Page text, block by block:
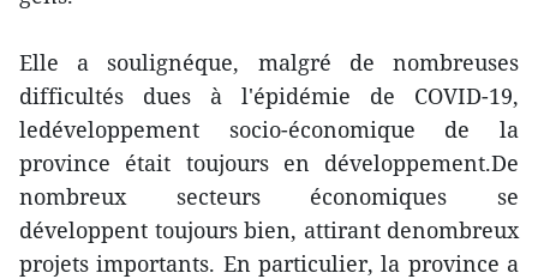
Elle a soulignéque, malgré de nombreuses
difficultés dues à l'épidémie de COVID-19,
ledéveloppement socio-économique de la
province était toujours en développement.De
nombreux secteurs économiques se
développent toujours bien, attirant denombreux
projets importants. En particulier, la province a